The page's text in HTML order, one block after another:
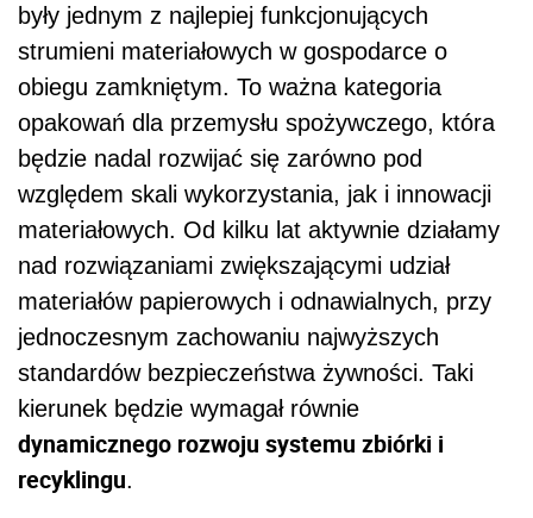
były jednym z najlepiej funkcjonujących
strumieni materiałowych w gospodarce o
obiegu zamkniętym. To ważna kategoria
opakowań dla przemysłu spożywczego, która
będzie nadal rozwijać się zarówno pod
względem skali wykorzystania, jak i innowacji
materiałowych. Od kilku lat aktywnie działamy
nad rozwiązaniami zwiększającymi udział
materiałów papierowych i odnawialnych, przy
jednoczesnym zachowaniu najwyższych
standardów bezpieczeństwa żywności. Taki
kierunek będzie wymagał równie
dynamicznego rozwoju systemu zbiórki i
recyklingu.